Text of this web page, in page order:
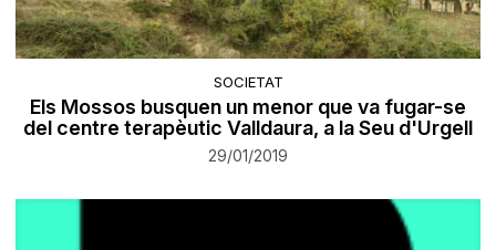
SOCIETAT
Els Mossos busquen un menor que va fugar-se
del centre terapèutic Valldaura, a la Seu d'Urgell
29/01/2019